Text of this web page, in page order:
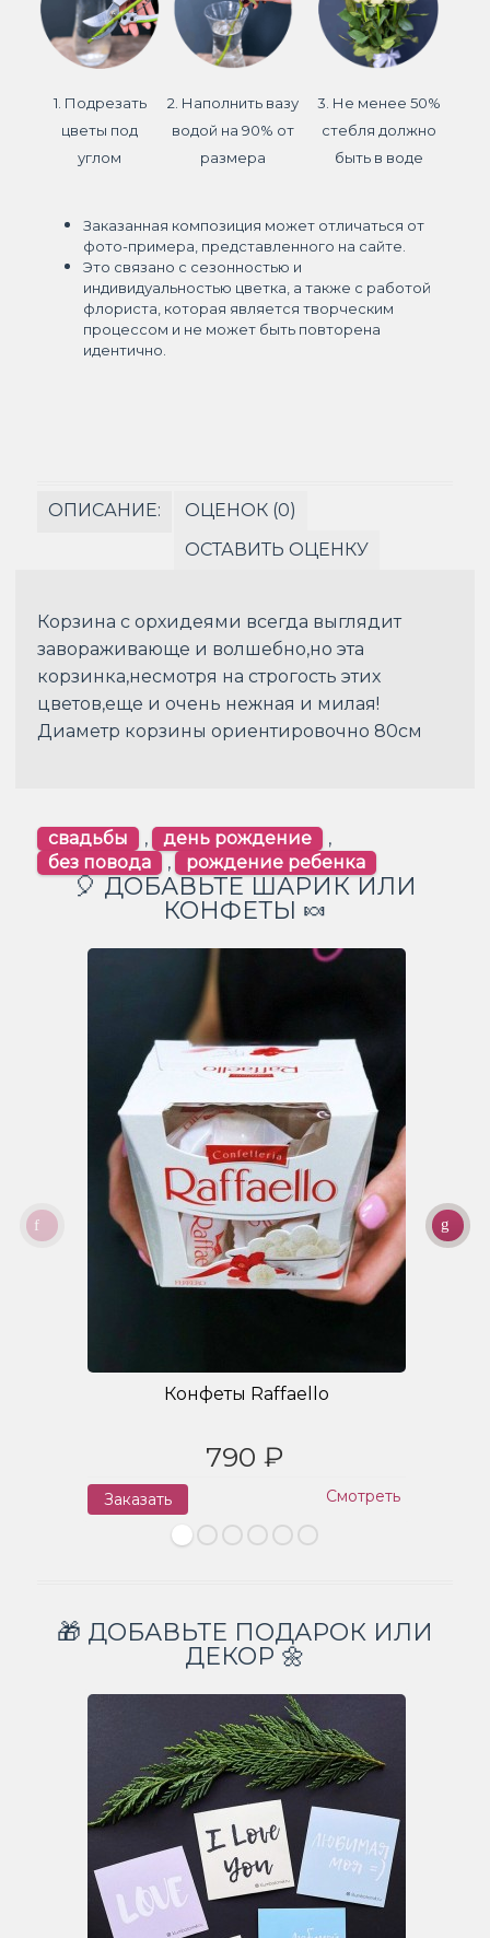
1. Подрезать
цветы под
углом
2. Наполнить вазу
водой на 90% от
размера
3. Не менее 50%
стебля должно
быть в воде
Заказанная композиция может отличаться от
фото-примера, представленного на сайте.
Это связано с сезонностью и
индивидуальностью цветка, а также с работой
флориста, которая является творческим
процессом и не может быть повторена
идентично.
ОПИСАНИЕ:
ОЦЕНОК (0)
ОСТАВИТЬ ОЦЕНКУ
Корзина с орхидеями всегда выглядит
завораживающе и волшебно,но эта
корзинка,несмотря на строгость этих
цветов,еще и очень нежная и милая!
Диаметр корзины ориентировочно 80см
свадьбы , день рождение
,
без повода
, рождение ребенка
🎈 ДОБАВЬТЕ ШАРИК ИЛИ
КОНФЕТЫ 🍬
Конфеты Raffaello
790 ₽
Заказать Смотреть
🎁 ДОБАВЬТЕ ПОДАРОК ИЛИ
ДЕКОР 🌼